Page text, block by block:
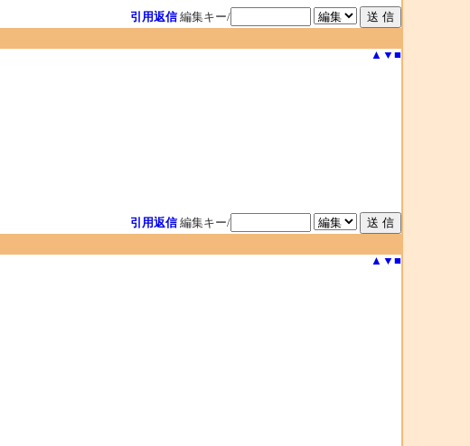
引用返信 編集キー/
▲ ▼ ■
引用返信 編集キー/
▲ ▼ ■